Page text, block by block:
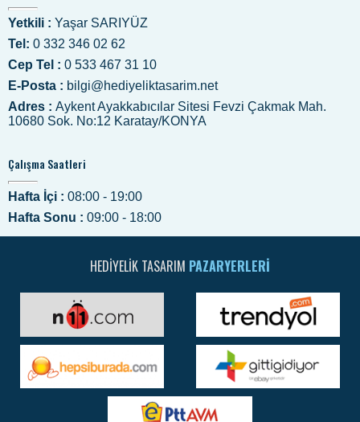
Yetkili : Yaşar SARIYÜZ
Tel: 0 332 346 02 62
Cep Tel : 0 533 467 31 10
E-Posta : bilgi@hediyeliktasarim.net
Adres : Aykent Ayakkabıcılar Sitesi Fevzi Çakmak Mah.
10680 Sok. No:12 Karatay/KONYA
Çalışma Saatleri
Hafta İçi : 08:00 - 19:00
Hafta Sonu : 09:00 - 18:00
HEDIYELIK TASARIM PAZARYERLERI